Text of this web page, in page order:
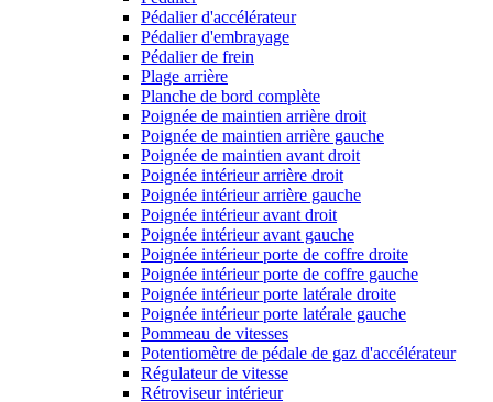
Pédalier d'accélérateur
Pédalier d'embrayage
Pédalier de frein
Plage arrière
Planche de bord complète
Poignée de maintien arrière droit
Poignée de maintien arrière gauche
Poignée de maintien avant droit
Poignée intérieur arrière droit
Poignée intérieur arrière gauche
Poignée intérieur avant droit
Poignée intérieur avant gauche
Poignée intérieur porte de coffre droite
Poignée intérieur porte de coffre gauche
Poignée intérieur porte latérale droite
Poignée intérieur porte latérale gauche
Pommeau de vitesses
Potentiomètre de pédale de gaz d'accélérateur
Régulateur de vitesse
Rétroviseur intérieur